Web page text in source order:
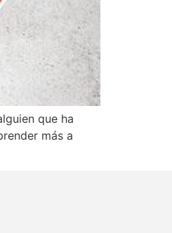
que ha
más a